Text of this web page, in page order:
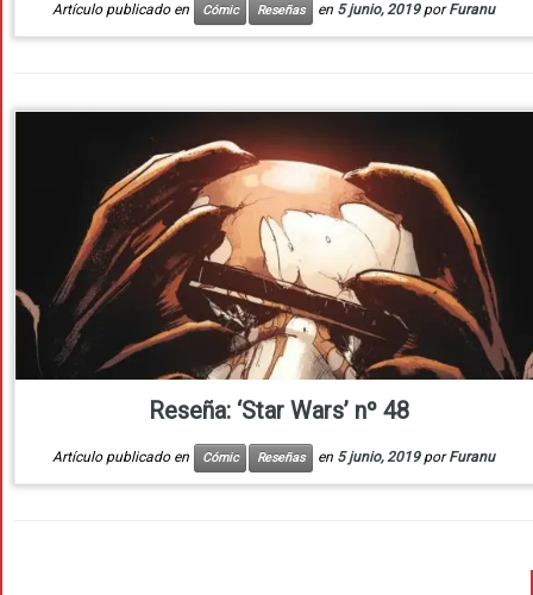
Artículo publicado en Cómic Reseñas en 5 junio, 2019 porFuranu
Reseña: ‘Star Wars’ nº 48
Artículo publicado en Cómic Reseñas en 5 junio, 2019 porFuranu